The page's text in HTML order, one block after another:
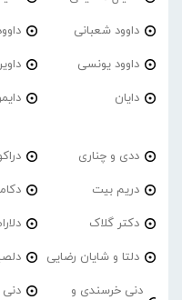
داوود شعبانی
داوود یونسی
دایان
ددی و چناری
دریم بیت
دکتر گلاک
دلتا و شایان رضایی
دنی خرسندی و دنی